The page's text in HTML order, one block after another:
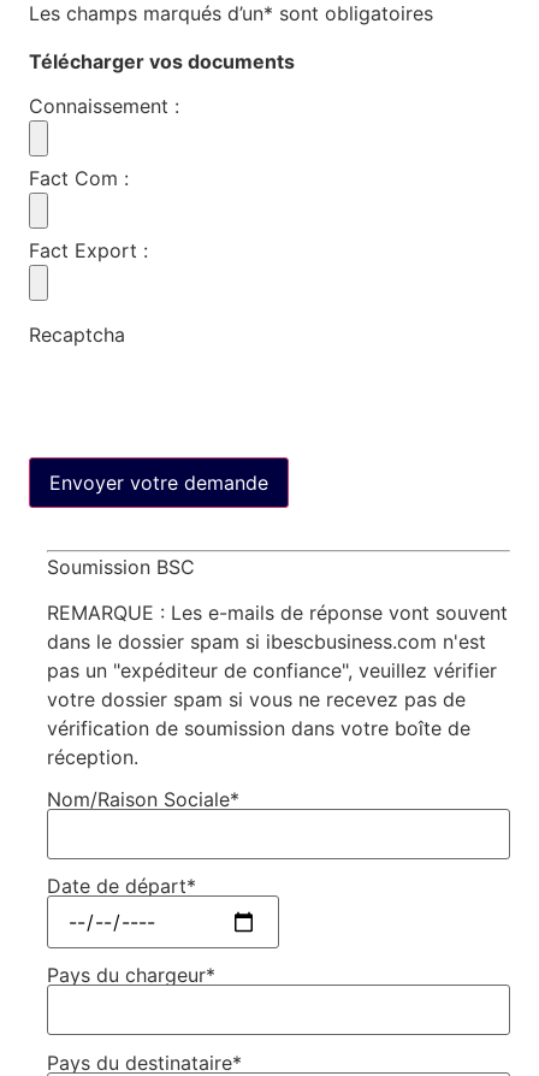
Les champs marqués d’un* sont obligatoires
Télécharger vos documents
Connaissement :
Fact Com :
Fact Export :
Recaptcha
Soumission BSC
REMARQUE : Les e-mails de réponse vont souvent
dans le dossier spam si ibescbusiness.com n'est
pas un "expéditeur de confiance", veuillez vérifier
votre dossier spam si vous ne recevez pas de
vérification de soumission dans votre boîte de
réception.
Nom/Raison Sociale*
Date de départ*
Pays du chargeur*
Pays du destinataire*